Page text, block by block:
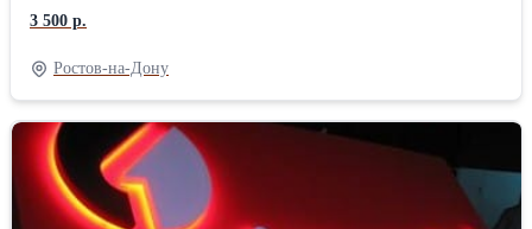
размещением наружной рекламы на билбордах и других
рекламных носителях. Вы можете разместить билборды и
наружную рекламу в следующих городах Ростовской области:
Ростов-на-Дону Таганрог Шахты Волгодонск Новочеркасск
Новошахтинск Батайск Каменск-Шахтинский Азов Гуково
Сальск муниципальный район Сальский район Донецк Белая
Калитва муниципальный район Белокалитвинский район Аксай
Более 10 лет опыта. Собственное производство. Лучшие условия
и цены. Обращайтесь в компанию Гравитация в Ростове на Дону
и получите индивидуальные условия и скидки.
3 500 р.
Ростов-на-Дону